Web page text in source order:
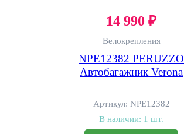
14 990 ₽
Велокрепления
NPE12382 PERUZZO
Автобагажник Verona
Артикул: NPE12382
В наличии: 1 шт.